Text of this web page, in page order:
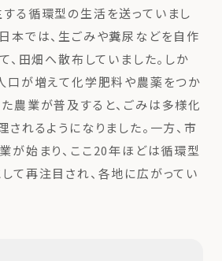
る循環型の生活を送っていまし
本では、生ごみや糞尿などを自作
、田畑へ散布していました。しか
口が増えて化学肥料や農薬をつか
農業が普及すると、ごみは多様化
されるようになりました。一方、市
が始まり、ここ20年ほどは循環型
て再注目され、各地に広がってい